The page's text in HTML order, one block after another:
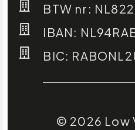
BTW nr:
IBAN:
BIC:
© 2026 Low